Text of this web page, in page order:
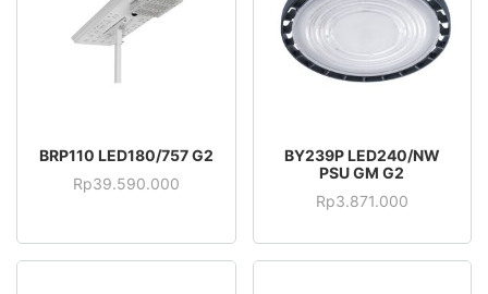
BRP110 LED180/757 G2
Rp39.590.000
BY239P LED240/NW
PSU GM G2
Rp3.871.000